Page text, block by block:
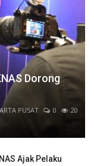
Dorong
PUSAT 0
20
Ajak Pelaku